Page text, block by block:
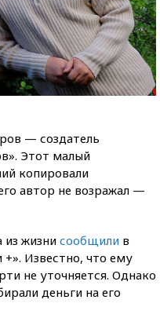
— создатель
Этот малый
копировали
автор не возражал —
из жизни сообщили в
Известно, что ему
не уточняется. Однако
деньги на его